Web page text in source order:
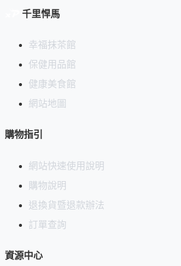
首次上架日期：2024-10-09
千里悍馬
幸福抹茶館
保健用品館
健康美食館
網站地圖
購物指引
網站快速使用說明
購物說明
退換貨暨退款辦法
訂單查詢
資源中心